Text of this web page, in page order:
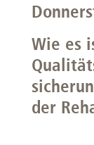
Wie es
der